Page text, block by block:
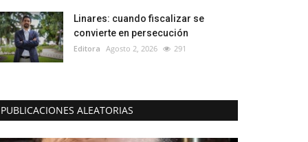
Linares: cuando fiscalizar se
convierte en persecución
Editora Agosto 2, 2026 291
PUBLICACIONES ALEATORIAS